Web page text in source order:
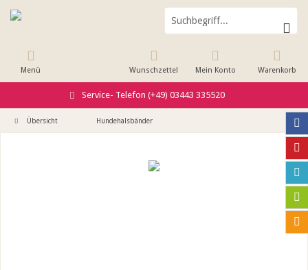
Service- Telefon (+49) 03443 335520
Menü Warenkorb
Wunschzettel Mein Konto
Übersicht Hundehalsbänder